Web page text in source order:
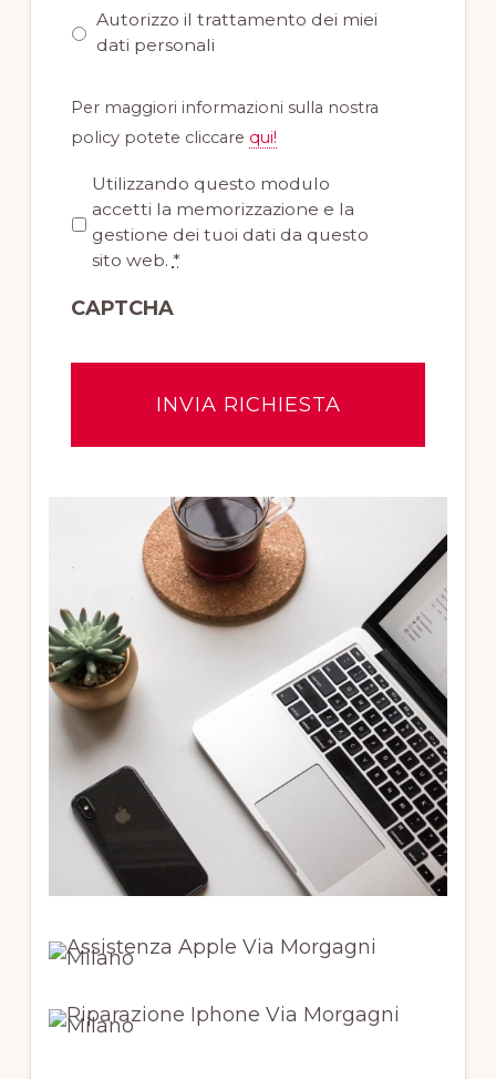
Autorizzo il trattamento dei miei
dati personali
Per maggiori informazioni sulla nostra
policy potete cliccare qui!
i
c
*
Utilizzando questo modulo
accetti la memorizzazione e la
gestione dei tuoi dati da questo
sito web. *
CAPTCHA